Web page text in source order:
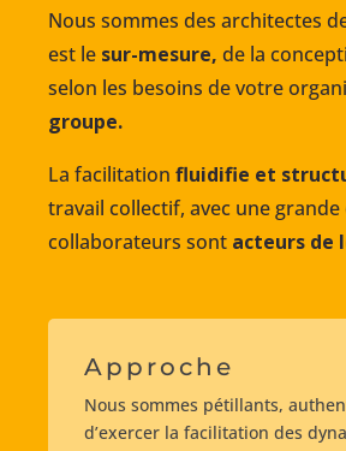
Nous sommes des architectes
est le sur-mesure, de la
selon les besoins de votre
groupe.
La facilitationfluidifie et
travail collectif, avec une
collaborateurs sont acteurs de
Approche
Nous sommes pétillants,
d’exercer la facilitation des